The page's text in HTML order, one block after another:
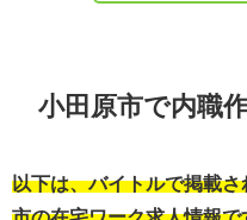
小田原市で内職
以下は、バイトルで掲載